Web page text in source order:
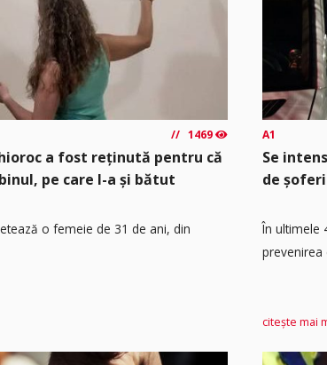
1469
a fost reținută pentru că
pe care l-a și bătut
o femeie de 31 de ani, din
A1
Se
de
În ultimele
prevenirea
citește mai